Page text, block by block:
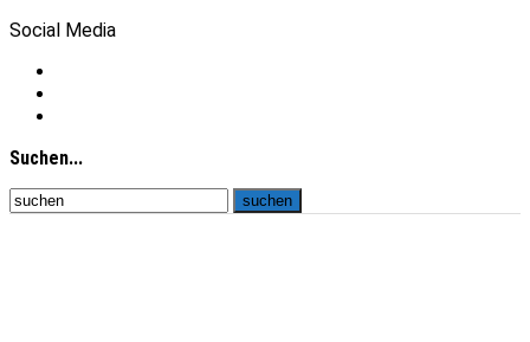
Social Media
Suchen...